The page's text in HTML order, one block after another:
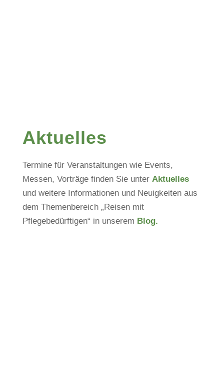
Aktuelles
Termine für Veranstaltungen wie Events,
Messen, Vorträge finden Sie unter Aktuelles
und weitere Informationen und Neuigkeiten aus
dem Themenbereich „Reisen mit
Pflegebedürftigen“ in unserem Blog.